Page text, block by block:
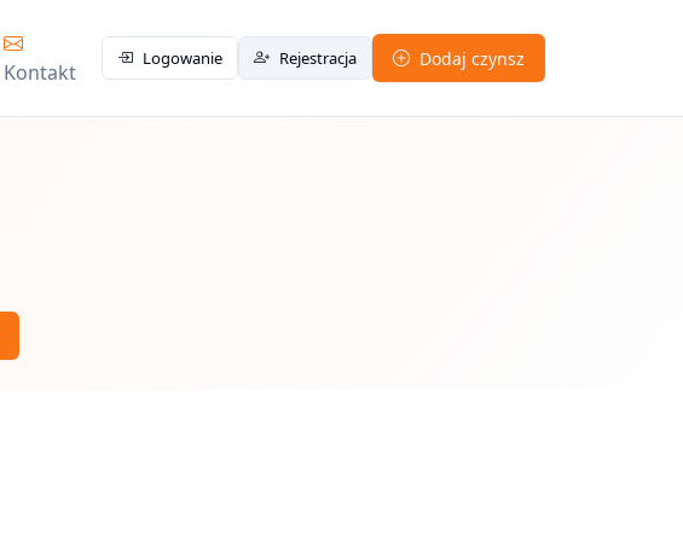
Kontakt
Logowanie Rejestracja Dodaj czynsz